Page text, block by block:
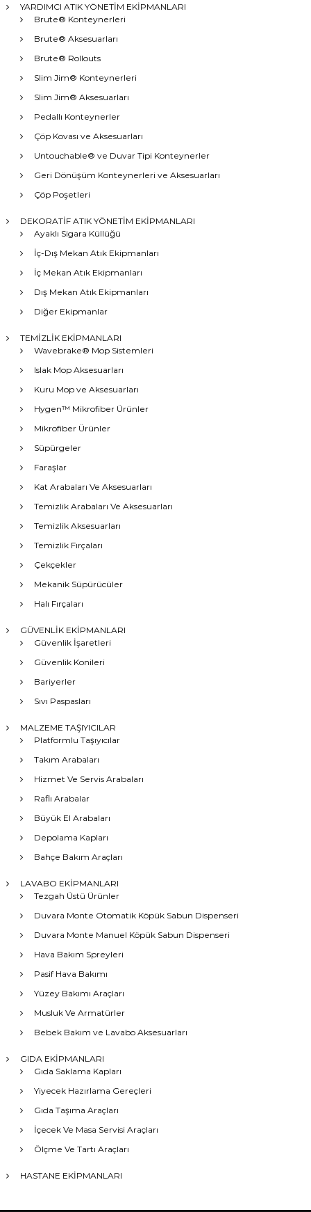
YARDIMCI ATIK YÖNETİM EKİPMANLARI
Brute® Konteynerleri
Brute® Aksesuarları
Brute® Rollouts
Slim Jim® Konteynerleri
Slim Jim® Aksesuarları
Pedallı Konteynerler
Çöp Kovası ve Aksesuarları
Untouchable® ve Duvar Tipi Konteynerler
Geri Dönüşüm Konteynerleri ve Aksesuarları
Çöp Poşetleri
DEKORATİF ATIK YÖNETİM EKİPMANLARI
Ayaklı Sigara Küllüğü
İç-Dış Mekan Atık Ekipmanları
İç Mekan Atık Ekipmanları
Dış Mekan Atık Ekipmanları
Diğer Ekipmanlar
TEMİZLİK EKİPMANLARI
Wavebrake® Mop Sistemleri
Islak Mop Aksesuarları
Kuru Mop ve Aksesuarları
Hygen™ Mikrofiber Ürünler
Mikrofiber Ürünler
Süpürgeler
Faraşlar
Kat Arabaları Ve Aksesuarları
Temizlik Arabaları Ve Aksesuarları
Temizlik Aksesuarları
Temizlik Fırçaları
Çekçekler
Mekanik Süpürücüler
Halı Fırçaları
GÜVENLİK EKİPMANLARI
Güvenlik İşaretleri
Güvenlik Konileri
Bariyerler
Sıvı Paspasları
MALZEME TAŞIYICILAR
Platformlu Taşıyıcılar
Takım Arabaları
Hizmet Ve Servis Arabaları
Raflı Arabalar
Büyük El Arabaları
Depolama Kapları
Bahçe Bakım Araçları
LAVABO EKİPMANLARI
Tezgah Üstü Ürünler
Duvara Monte Otomatik Köpük Sabun Dispenseri
Duvara Monte Manuel Köpük Sabun Dispenseri
Hava Bakım Spreyleri
Pasif Hava Bakımı
Yüzey Bakımı Araçları
Musluk Ve Armatürler
Bebek Bakım ve Lavabo Aksesuarları
GIDA EKİPMANLARI
Gıda Saklama Kapları
Yiyecek Hazırlama Gereçleri
Gıda Taşıma Araçları
İçecek Ve Masa Servisi Araçları
Ölçme Ve Tartı Araçları
HASTANE EKİPMANLARI